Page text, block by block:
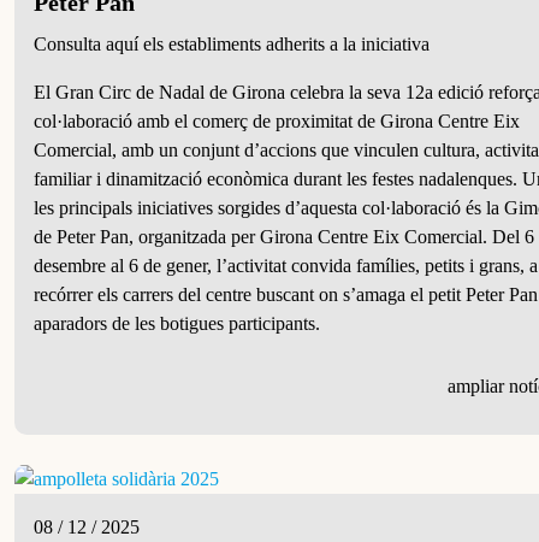
Consulta aquí els establiments adherits a la iniciativa
El Gran Circ de Nadal de Girona celebra la seva 12a edició
col·laboració amb el comerç de proximitat de Girona Centre Eix
Comercial, amb un conjunt d’accions que vinculen cultura,
familiar i dinamització econòmica durant les festes nadalenques.
les principals iniciatives sorgides d’aquesta col·laboració és la
de Peter Pan, organitzada per Girona Centre Eix Comercial. Del 6
desembre al 6 de gener, l’activitat convida famílies, petits i grans, a
recórrer els carrers del centre buscant on s’amaga el petit Peter
aparadors de les botigues participants.
ampliar
08 / 12 / 2025